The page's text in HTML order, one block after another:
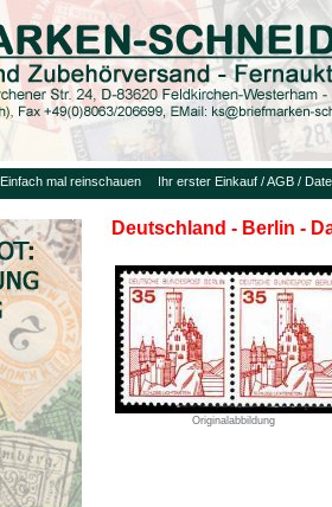
Einfach mal reinschauen Ihr erster Einkauf / AGB /
Deutschland - Berlin -
Originalabbildung